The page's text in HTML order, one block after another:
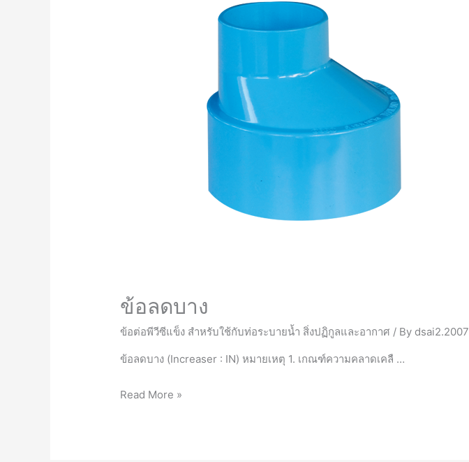
ข้อลดบาง
ข้อต่อพีวีซีแข็ง สำหรับใช้กับท่อระบายน้ำ สิ่งปฏิกูลและอากาศ / By dsai2.2007
ข้อลดบาง (Increaser : IN) หมายเหตุ 1. เกณฑ์ความคลาดเคลื …
ข้อ
Read More »